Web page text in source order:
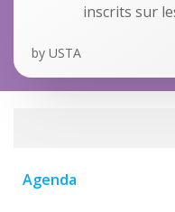
inscrits sur
by USTA
Agenda